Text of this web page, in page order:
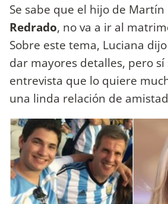
Se sabe que el hijo de Martín
Redrado, no va a ir al
Sobre este tema, Luciana
dar mayores detalles, pero sí
entrevista que lo quiere
una linda relación de